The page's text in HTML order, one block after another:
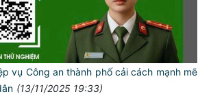
vụ Công an thành phố cải cách mạnh mẽ
(13/11/2025 19:33)